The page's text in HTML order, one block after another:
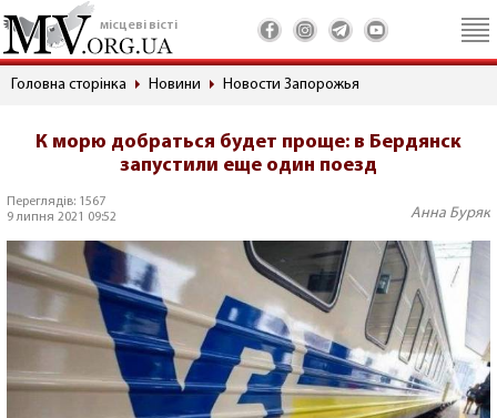
місцеві вісті
Головна сторінка Новини Новости Запорожья
К морю добраться будет проще: в Бердянск
запустили еще один поезд
Переглядів: 1567
9 липня 2021 09:52
Анна Буряк